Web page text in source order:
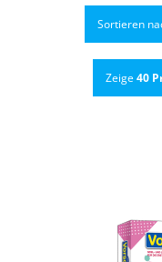
Hörbücher
Sortieren
Zeige 40